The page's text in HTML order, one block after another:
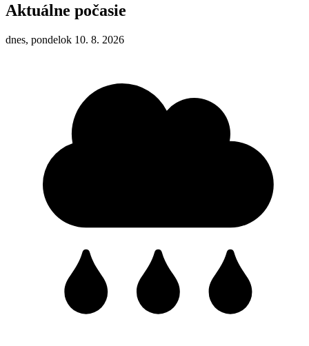
Aktuálne počasie
dnes, pondelok 10. 8. 2026